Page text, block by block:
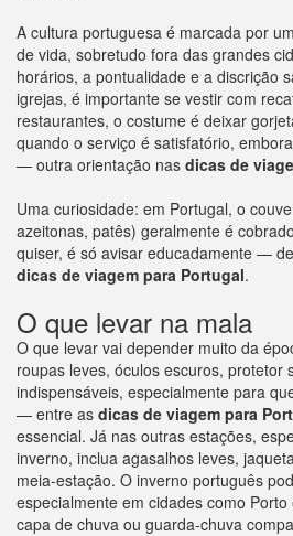
A cultura portuguesa é marcada por
de vida, sobretudo fora das grandes
horários, a pontualidade e a discrição
igrejas, é importante se vestir com
restaurantes, o costume é deixar
quando o serviço é satisfatório,
— outra orientação nas dicas de
Uma curiosidade: em Portugal, o
azeitonas, patês) geralmente é
quiser, é só avisar educadamente —
dicas de viagem para Portugal.
O que levar na mala
O que levar vai depender muito da
roupas leves, óculos escuros, protetor
indispensáveis, especialmente para
— entre as dicas de viagem para
essencial. Já nas outras estações,
inverno, inclua agasalhos leves,
meia-estação. O inverno português
especialmente em cidades como
capa de chuva ou guarda-chuva